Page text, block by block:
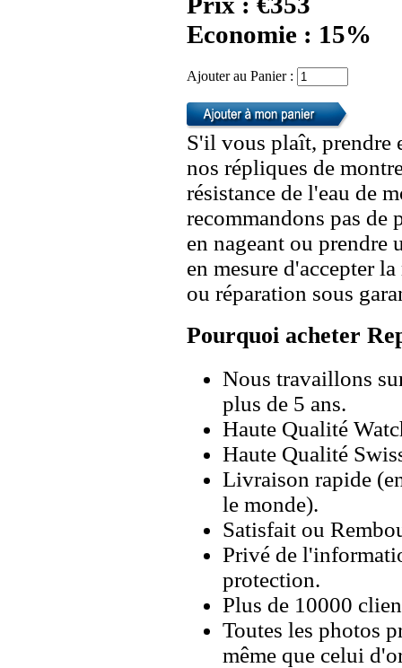
Economie : 15%
Ajouter au Panier :
S'il vous plaît, prendre
nos répliques de
résistance de l'eau de
recommandons pas de
en nageant ou prendre
en mesure d'accepter
ou réparation sous
Pourquoi acheter
Nous travaillons
plus de 5 ans.
Haute Qualité
Haute Qualité
Livraison rapide
le monde).
Satisfait ou
Privé de
protection.
Plus de 10000
Toutes les photos
même que celui